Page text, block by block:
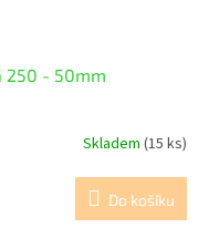
250 - 50mm
Skladem (15 ks)
Do košíku